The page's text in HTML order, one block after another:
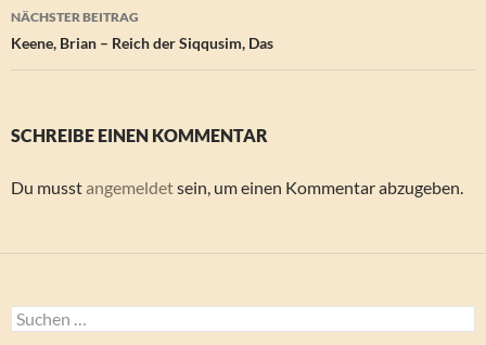
NÄCHSTER BEITRAG
Keene, Brian – Reich der Siqqusim, Das
SCHREIBE EINEN KOMMENTAR
Du musstangemeldetsein, um einen Kommentar abzugeben.
Suchen
nach: